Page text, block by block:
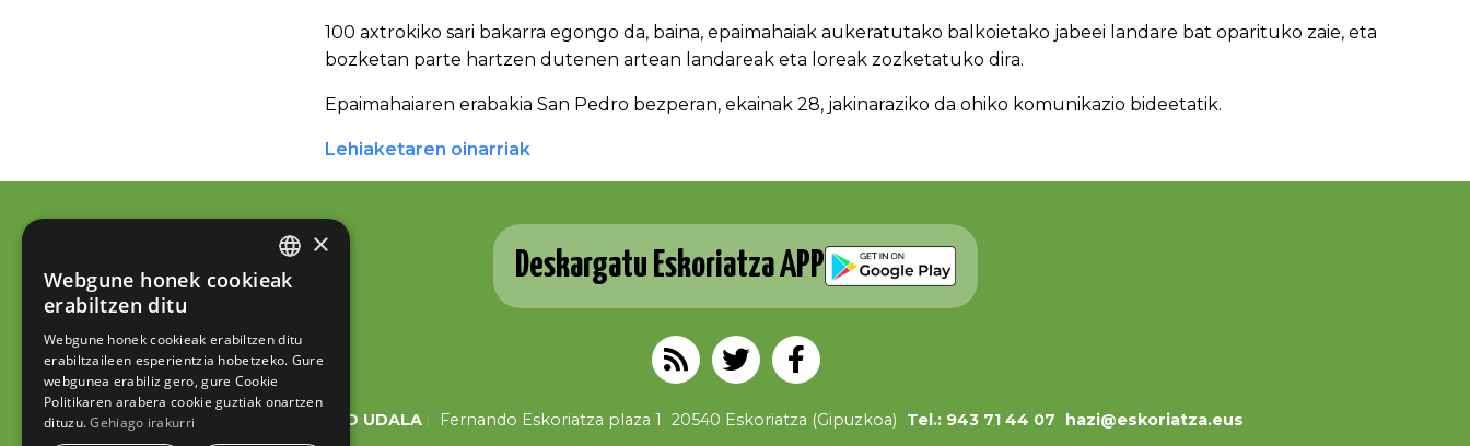
100 axtrokiko sari bakarra egongo da, baina, epaimahaiak aukeratutako balkoietako jabeei landare bat oparituko zaie, eta
bozketan parte hartzen dutenen artean landareak eta loreak zozketatuko dira.
Epaimahaiaren erabakia San Pedro bezperan, ekainak 28, jakinaraziko da ohiko komunikazio bideetatik.
Lehiaketaren oinarriak
Deskargatu Eskoriatza APP
ESKORIATZAKO UDALA Fernando Eskoriatza plaza 1 20540 Eskoriatza (Gipuzkoa) Tel.: 943 71 44 07 hazi@eskoriatza.eus
BASQUE
SPANISH
×
Webgune honek cookieak
erabiltzen ditu
Webgune honek cookieak erabiltzen ditu
erabiltzaileen esperientzia hobetzeko. Gure
webgunea erabiliz gero, gure Cookie
Politikaren arabera cookie guztiak onartzen
dituzu. Gehiago irakurri